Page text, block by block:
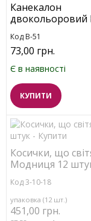
Канекалон
двокольоровий
Код B-51
73,00 грн.
Є в наявності
КУПИТИ
Косички, що
Модниця 12
Код 3-10-18
упаковка (12 шт.)
451,00 грн.